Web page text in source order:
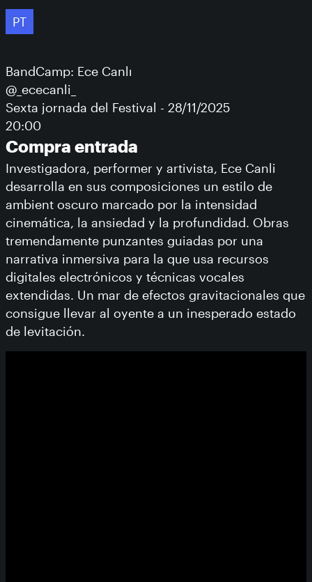
PT
BandCamp: Ece Canlı
@_ececanli_
Sexta jornada del Festival - 28/11/2025
20:00
Compra entrada
Investigadora, performer y artivista, Ece Canli
desarrolla en sus composiciones un estilo de
ambient oscuro marcado por la intensidad
cinemática, la ansiedad y la profundidad. Obras
tremendamente punzantes guiadas por una
narrativa inmersiva para la que usa recursos
digitales electrónicos y técnicas vocales
extendidas. Un mar de efectos gravitacionales que
consigue llevar al oyente a un inesperado estado
de levitación.